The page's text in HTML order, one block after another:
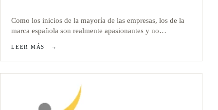
Como los inicios de la mayoría de las empresas, los de la
marca española son realmente apasionantes y no…
LEER MÁS →